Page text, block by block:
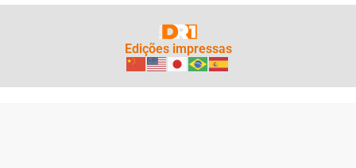
Edições impressas